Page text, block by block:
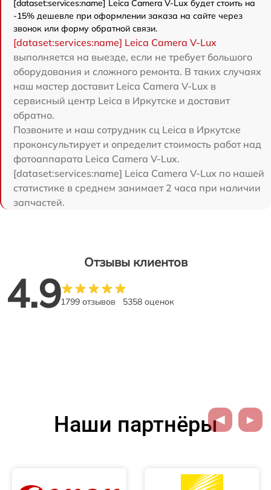
[dataset:services:name] Leica Camera V-Lux будет стоить на
-15% дешевле при оформлении заказа на сайте через
звонок или форму обратной связи.
[dataset:services:name] Leica Camera V-Lux
выполняется на выезде, если не требует большого
оборудования и сложного ремонта. В таких случаях
наш мастер доставит Leica Camera V-Lux в
сервисный центр Leica в Иркутске и доставит
обратно.
Позвоните и наш сотрудник сц Leica в Иркутске
проконсультирует и определит стоимость работ над
фотоаппарата Leica Camera V-Lux.
[dataset:services:name] Leica Camera V-Lux по нашей
статистике в среднем занимает 2 часа при наличии
запчастей.
Отзывы клиентов
4.91799 отзывов 5358 оценок
Наши партнёры